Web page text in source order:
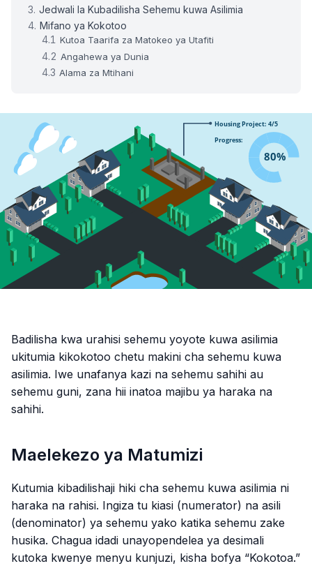
Jedwali la Kubadilisha Sehemu kuwa Asilimia
Mifano ya Kokotoo
Kutoa Taarifa za Matokeo ya Utafiti
Angahewa ya Dunia
Alama za Mtihani
Badilisha kwa urahisi sehemu yoyote kuwa asilimia
ukitumia kikokotoo chetu makini cha sehemu kuwa
asilimia. Iwe unafanya kazi na sehemu sahihi au
sehemu guni, zana hii inatoa majibu ya haraka na
sahihi.
Maelekezo ya Matumizi
Kutumia kibadilishaji hiki cha sehemu kuwa asilimia ni
haraka na rahisi. Ingiza tu kiasi (numerator) na asili
(denominator) ya sehemu yako katika sehemu zake
husika. Chagua idadi unayopendelea ya desimali
kutoka kwenye menyu kunjuzi, kisha bofya “Kokotoa.”